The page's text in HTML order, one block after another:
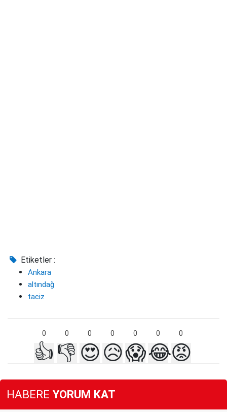
Etiketler :
Ankara
altındağ
taciz
0 0 0 0 0 0 0
👍 👎 😍😥😱😂😡
HABERE YORUM KAT